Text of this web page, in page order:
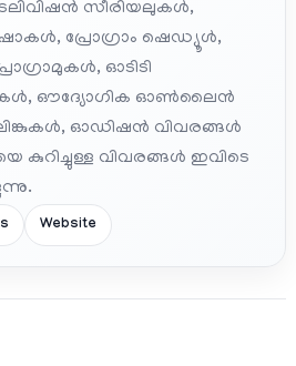
സീരിയലുകൾ,
ഷോകൾ, പ്രോഗ്രാം ഷെഡ്യൂൾ,
ഓടിടി
ഔദ്യോഗിക ഓൺലൈൻ
ലിങ്കുകൾ, ഓഡിഷൻ വിവരങ്ങൾ
കുറിച്ചുള്ള വിവരങ്ങൾ ഇവിടെ
Website